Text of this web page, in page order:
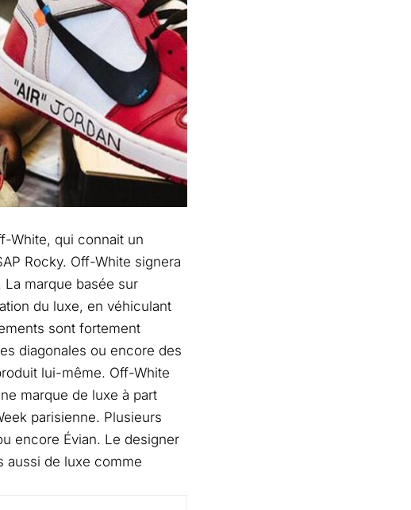
White, qui connait un
Rocky. Off-White signera
La marque basée sur
du luxe, en véhiculant
sont fortement
diagonales ou encore des
lui-même. Off-White
marque de luxe à part
parisienne. Plusieurs
encore Évian. Le designer
aussi de luxe comme